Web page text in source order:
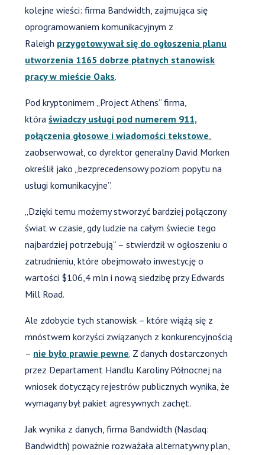
kolejne wieści: firma Bandwidth, zajmująca się
oprogramowaniem komunikacyjnym z
Raleigh przygotowywał się do ogłoszenia planu
utworzenia 1165 dobrze płatnych stanowisk
pracy w mieście Oaks.
Pod kryptonimem „Project Athens” firma,
któraświadczy usługi pod numerem 911,
połączenia głosowe i wiadomości tekstowe
zaobserwował, co dyrektor generalny David Morken
określił jako „bezprecedensowy poziom popytu na
usługi komunikacyjne”.
„Dzięki temu możemy stworzyć bardziej połączony
świat w czasie, gdy ludzie na całym świecie tego
najbardziej potrzebują” – stwierdził w ogłoszeniu o
zatrudnieniu, które obejmowało inwestycję o
wartości $106,4 mln i nową siedzibę przy Edwards
Mill Road.
Ale zdobycie tych stanowisk – które wiążą się z
mnóstwem korzyści związanych z konkurencyjnością
– nie było prawie pewne. Z danych dostarczonych
przez Departament Handlu Karoliny Północnej na
wniosek dotyczący rejestrów publicznych wynika, że
wymagany był pakiet agresywnych zachęt.
Jak wynika z danych, firma Bandwidth (Nasdaq:
Bandwidth) poważnie rozważała alternatywny plan,